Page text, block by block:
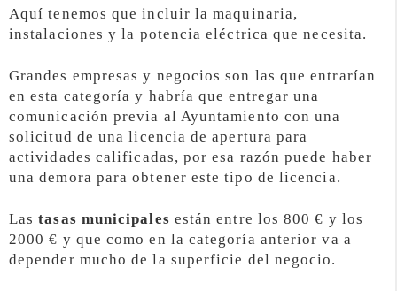
Aquí tenemos que incluir la maquinaria,
instalaciones y la potencia eléctrica que necesita.
Grandes empresas y negocios son las que entrarían
en esta categoría y habría que entregar una
comunicación previa al Ayuntamiento con una
solicitud de una licencia de apertura para
actividades calificadas, por esa razón puede haber
una demora para obtener este tipo de licencia.
Lastasas municipales están entre los 800 € y los
2000 € y que como en la categoría anterior va a
depender mucho de la superficie del negocio.